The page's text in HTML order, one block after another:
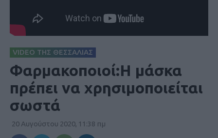
VIDEO ΤΗΣ ΘΕΣΣΑΛΙΑΣ
Φαρμακοποιοί:Η μάσκα
πρέπει να χρησιμοποιείται
σωστά
20 Αυγούστου 2020, 11:38 πμ